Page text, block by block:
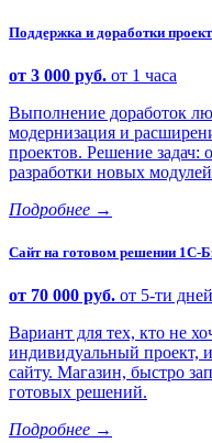
Поддержка и доработки
от 3 000 руб. от 1 часа
Выполнение доработок
модернизация и
проектов. Решение задач:
разработки новых
Подробнее →
Сайт на готовом решении 1С-
от 70 000 руб. от 5-ти дней
Вариант для тех, кто не
индивидуальный проект,
сайту. Магазин, быстро
готовых решений.
Подробнее →